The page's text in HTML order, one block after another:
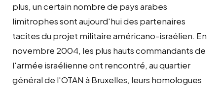
plus, un certain nombre de pays arabes
limitrophes sont aujourd'hui des partenaires
tacites du projet militaire américano-israélien. En
novembre 2004, les plus hauts commandants de
l'armée israélienne ont rencontré, au quartier
général de l'OTAN à Bruxelles, leurs homologues